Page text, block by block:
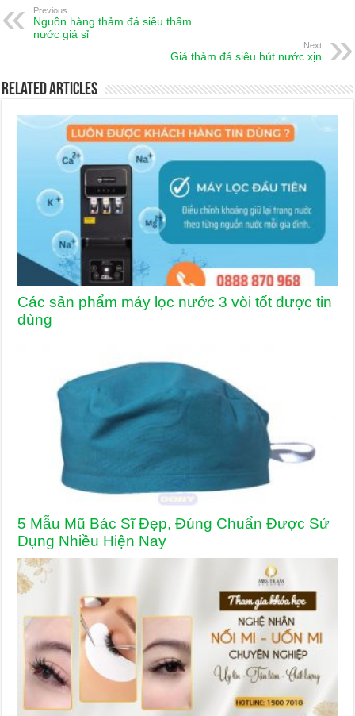
Previous
Nguồn hàng thảm đá siêu thấm
nước giá sỉ
Next
Giá thảm đá siêu hút nước xịn
Related Articles
Các sản phẩm máy lọc nước 3 vòi tốt được tin
dùng
5 Mẫu Mũ Bác Sĩ Đẹp, Đúng Chuẩn Được Sử
Dụng Nhiều Hiện Nay